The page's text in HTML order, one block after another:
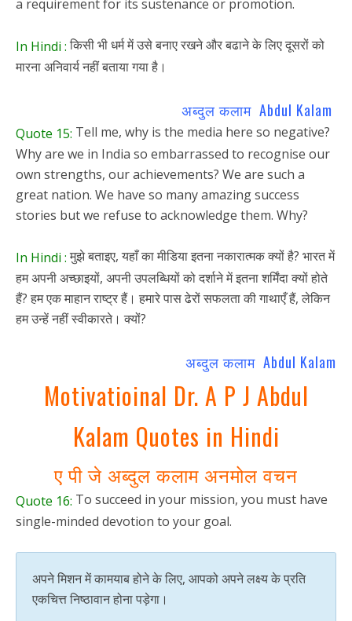
a requirement for its sustenance or promotion.
In Hindi :किसी भी धर्म में उसे बनाए रखने और बढाने के लिए दूसरों को
मारना अनिवार्य नहीं बताया गया है।
अब्दुल कलाम Abdul Kalam
Quote 15: Tell me, why is the media here so negative?
Why are we in India so embarrassed to recognise our
own strengths, our achievements? We are such a
great nation. We have so many amazing success
stories but we refuse to acknowledge them. Why?
In Hindi :मुझे बताइए, यहाँ का मीडिया इतना नकारात्मक क्यों है? भारत में
हम अपनी अच्छाइयों, अपनी उपलब्धियों को दर्शाने में इतना शर्मिंदा क्यों होते
हैं? हम एक माहान राष्ट्र हैं। हमारे पास ढेरों सफलता की गाथाएँ हैं, लेकिन
हम उन्हें नहीं स्वीकारते। क्यों?
अब्दुल कलाम Abdul Kalam
Motivatioinal Dr. A P J Abdul
Kalam Quotes in Hindi
ए पी जे अब्दुल कलाम अनमोल वचन
Quote 16: To succeed in your mission, you must have
single-minded devotion to your goal.
अपने मिशन में कामयाब होने के लिए, आपको अपने लक्ष्य के प्रति
एकचित्त निष्ठावान होना पड़ेगा।